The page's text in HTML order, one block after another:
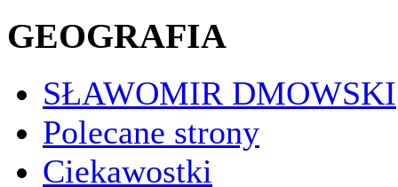
GEOGRAFIA
SŁAWOMIR DMOWSKI
Polecane strony
Ciekawostki